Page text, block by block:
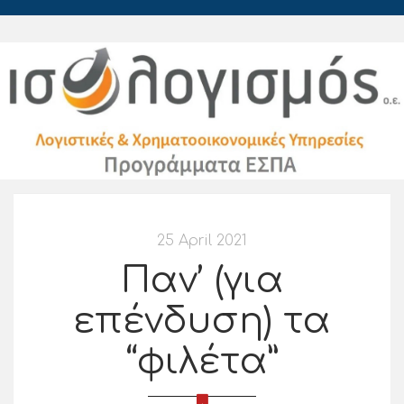
25 April 2021
Παν’ (για
επένδυση) τα
“φιλέτα”